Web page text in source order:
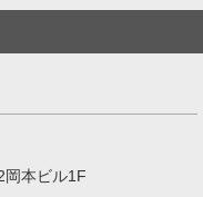
岡本ビル1F